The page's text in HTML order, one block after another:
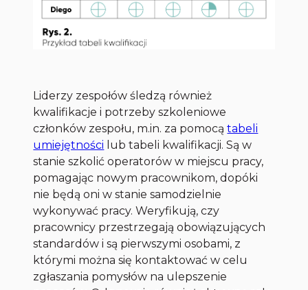
Liderzy zespołów śledzą również
kwalifikacje i potrzeby szkoleniowe
członków zespołu, m.in. za pomocątabeli
umiejętności lub tabeli kwalifikacji. Są w
stanie szkolić operatorów w miejscu pracy,
pomagając nowym pracownikom, dopóki
nie będą oni w stanie samodzielnie
wykonywać pracy. Weryfikują, czy
pracownicy przestrzegają obowiązujących
standardów i są pierwszymi osobami, z
którymi można się kontaktować w celu
zgłaszania pomysłów na ulepszenie